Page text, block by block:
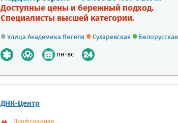
Доступные цены и бережный подход.
Специалисты высшей категории.
• Улица Академика Янгеля • Сухаревская • Белорусская
пн-вс
ДНК-Центр